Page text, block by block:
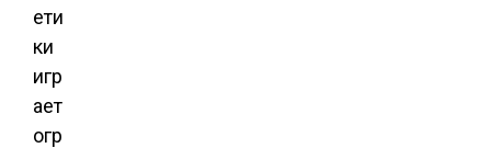
ети
ки
игр
ает
огр